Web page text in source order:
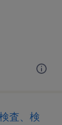
査、検